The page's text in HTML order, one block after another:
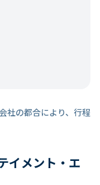
社の都合により、行程
イメント・エ